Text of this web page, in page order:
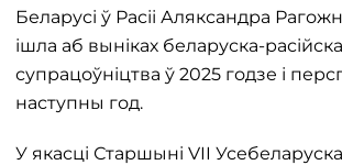
Беларусі ў Расіі Аляксандра
ішла аб выніках беларуска-
супрацоўніцтва ў 2025 годзе і
наступны год.
У якасці Старшыні VII